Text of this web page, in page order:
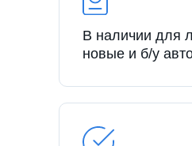
В наличии для
новые и б/у